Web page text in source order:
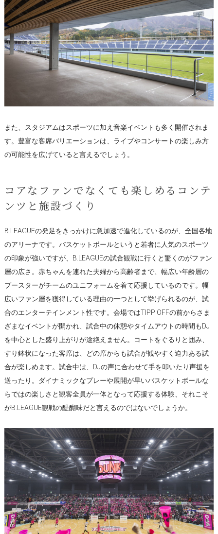
また、スタジアムはスポーツに加え音楽イベントも多く開催されま
す。豊富な客席バリエーションは、ライブやコンサートの楽しみ方
の可能性を広げていると言えるでしょう。
コアなファンでなくても楽しめるコンテ
ンツと施設づくり
B.LEAGUEの発足をきっかけに急加速で進化しているのが、全国各地
のアリーナです。バスケットボールというと若者に人気のスポーツ
の印象が強いですが、B.LEAGUEの試合観戦に行くと驚くのがファン
層の広さ。赤ちゃんを連れた夫婦から高齢者まで、幅広い年齢層の
ブースターがチームのユニフォームを着て応援しているのです。幅
広いファン層を獲得している理由の一つとして挙げられるのが、試
合のエンターテインメント性です。会場ではTIPP OFFの前からさま
ざまなイベントが開かれ、試合中の休憩やタイムアウトの時間もDJ
を中心とした盛り上がりが途絶えません。コートをぐるりと囲み、
すり鉢状になった客席は、どの席からも試合が観やすく迫力ある試
合が楽しめます。試合中は、DJの声に合わせて手を叩いたり声援を
送ったり。ダイナミックなプレーや展開が早いバスケットボールな
らではの楽しさと観客全員が一体となって応援する体験、それこそ
がB.LEAGUE観戦の醍醐味だと言えるのではないでしょうか。